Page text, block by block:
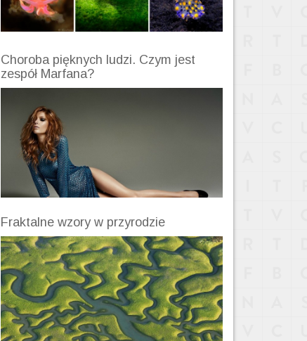
Choroba pięknych ludzi. Czym jest
zespół Marfana?
Fraktalne wzory w przyrodzie